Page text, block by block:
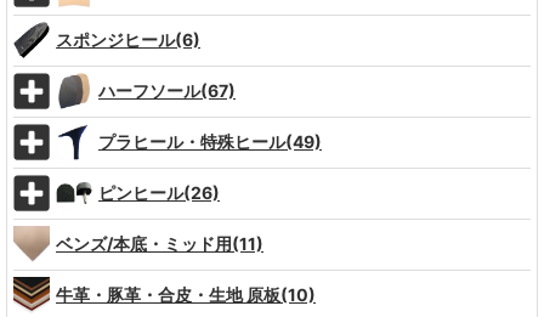
スポンジヒール(6)
ハーフソール(67)
プラヒール・特殊ヒール(49)
ピンヒール(26)
ベンズ/本底・ミッド用(11)
牛革・豚革・合皮・生地 原板(10)